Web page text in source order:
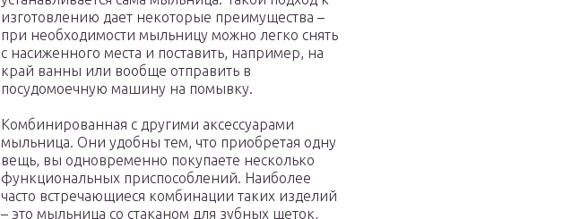
изготовлению дает некоторые преимущества –
при необходимости мыльницу можно легко снять
с насиженного места и поставить, например, на
край ванны или вообще отправить в
посудомоечную машину на помывку.
Комбинированная с другими аксессуарами
мыльница. Они удобны тем, что приобретая одну
вещь, вы одновременно покупаете несколько
функциональных приспособлений. Наиболее
часто встречающиеся комбинации таких изделий
– это мыльница со стаканом для зубных щеток,